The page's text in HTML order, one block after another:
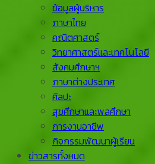
ข้อมูลผู้บริหาร
ภาษาไทย
คณิตศาสตร์
วิทยาศาสตร์และเทคโนโลยี
สังคมศึกษาฯ
ภาษาต่างประเทศ
ศิลปะ
สุขศึกษาและพลศึกษา
การงานอาชีพ
กิจกรรมพัฒนาผู้เรียน
ข่าวสารทั้งหมด